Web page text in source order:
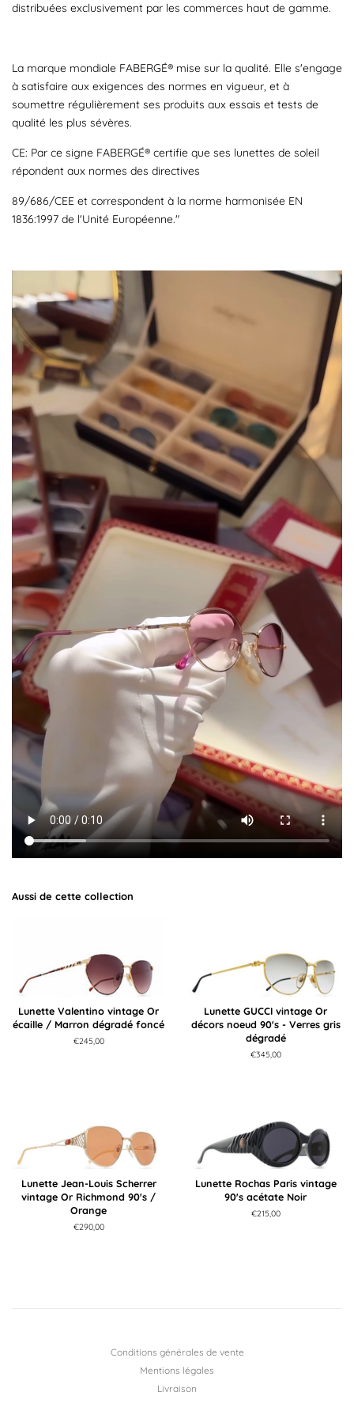
distribuées exclusivement par les commerces haut de gamme.
La marque mondiale FABERGÉ® mise sur la qualité. Elle s'engage
à satisfaire aux exigences des normes en vigueur, et à
soumettre régulièrement ses produits aux essais et tests de
qualité les plus sévères.
CE: Par ce signe FABERGÉ® certifie que ses lunettes de soleil
répondent aux normes des directives
89/686/CEE et correspondent à la norme harmonisée EN
1836:1997 de l'Unité Européenne."
Aussi de cette collection
Lunette Valentino vintage Or
écaille / Marron dégradé foncé
Prix
€245,00
Lunette GUCCI vintage Or
décors noeud 90's - Verres gris
dégradé
Prix
€345,00
Lunette Jean-Louis Scherrer
vintage Or Richmond 90's /
Orange
Prix
€290,00
Lunette Rochas Paris vintage
90's acétate Noir
Prix
€215,00
Conditions générales de vente
Mentions légales
Livraison